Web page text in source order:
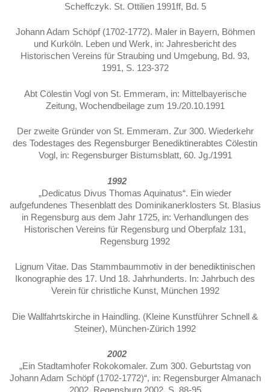
Scheffczyk. St. Ottilien 1991ff, Bd. 5
Johann Adam Schöpf (1702-1772). Maler in Bayern, Böhmen
und Kurköln. Leben und Werk, in: Jahresbericht des
Historischen Vereins für Straubing und Umgebung, Bd. 93,
1991, S. 123-372
Abt Cölestin Vogl von St. Emmeram, in: Mittelbayerische
Zeitung, Wochendbeilage zum 19./20.10.1991
Der zweite Gründer von St. Emmeram. Zur 300. Wiederkehr
des Todestages des Regensburger Benediktinerabtes Cölestin
Vogl, in: Regensburger Bistumsblatt, 60. Jg./1991
1992
„Dedicatus Divus Thomas Aquinatus“. Ein wieder
aufgefundenes Thesenblatt des Dominikaner­klosters St. Blasius
in Regensburg aus dem Jahr 1725, in: Verhand­lungen des
Historischen Vereins für Regensburg und Oberpfalz 131,
Regensburg 1992
Lignum Vitae. Das Stammbaummotiv in der benediktinischen
Ikonographie des 17. Und 18. Jahrhunderts. In: Jahrbuch des
Verein für christliche Kunst, München 1992
Die Wallfahrtskirche in Haindling. (Kleine Kunstführer Schnell &
Steiner), München‑Zürich 1992
2002
„Ein Stadtamhofer Rokokomaler. Zum 300. Geburtstag von
Johann Adam Schöpf (1702-1772)“, in: Regensburger Almanach
2002, Regensburg 2002, S. 88-95